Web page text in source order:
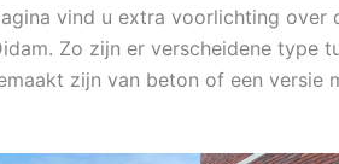
vind u extra voorlichting over
Zo zijn er verscheidene type
zijn van beton of een versie